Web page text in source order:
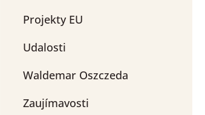
Projekty EU
Udalosti
Waldemar Oszczeda
Zaujímavosti